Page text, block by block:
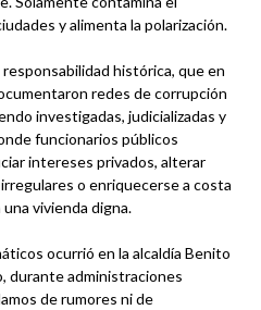
y alimenta la polarización.
histórica, que en
redes de corrupción
investigadas, judicializadas y
funcionarios públicos
intereses privados, alterar
o enriquecerse a costa
vivienda digna.
ocurrió en la alcaldía Benito
durante administraciones
de rumores ni de